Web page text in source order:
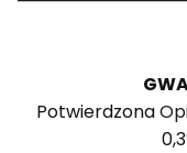
Potwierdzona